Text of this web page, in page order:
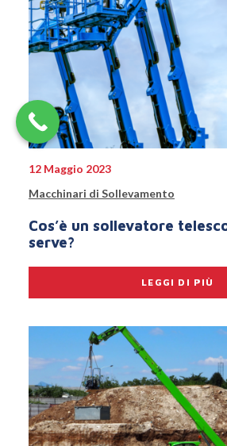
12 Maggio 2023
Macchinari di Sollevamento
Cos’è un sollevatore
serve?
LEGGI DI PIÙ